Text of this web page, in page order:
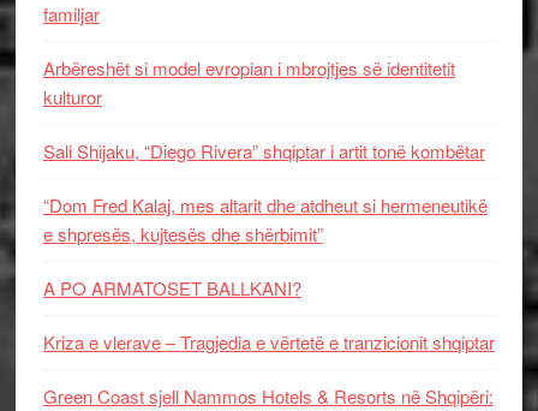
familjar
Arbëreshët si model evropian i mbrojtjes së identitetit
kulturor
Sali Shijaku, “Diego Rivera” shqiptar i artit tonë kombëtar
“Dom Fred Kalaj, mes altarit dhe atdheut si hermeneutikë
e shpresës, kujtesës dhe shërbimit”
A PO ARMATOSET BALLKANI?
Kriza e vlerave – Tragjedia e vërtetë e tranzicionit shqiptar
Green Coast sjell Nammos Hotels & Resorts në Shqipëri: